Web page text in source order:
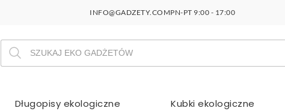
INFO@GADZETY.COMPN-PT 9:00 - 17:00
Wyszukiwarka
produktów
Długopisy ekologiczne Kubki ekologiczne